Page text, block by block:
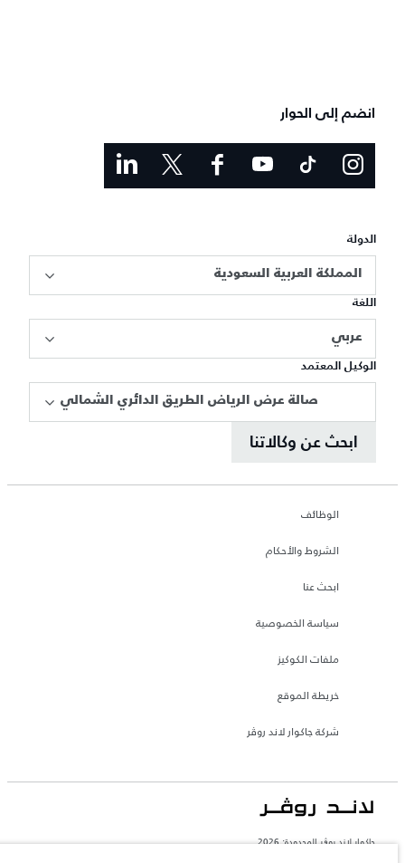
انضم إلى الحوار
الدولة
المملكة العربية السعودية
اللغة
عربي
الوكيل المعتمد
صالة عرض الرياض الطريق الدائري الشمالي
ابحث عن وكالاتنا
الوظائف
الشروط والأحكام
ابحث عنا
سياسة الخصوصية
ملفات الكوكيز
خريطة الموقع
شركة جاكوار لاند روڤر
جاكوار لاند روڨر المحدودة: 2026